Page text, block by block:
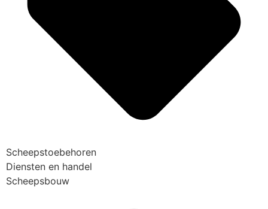
Scheepstoebehoren
Diensten en handel
Scheepsbouw